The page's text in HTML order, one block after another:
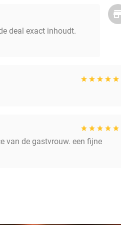
deal exact inhoudt.
van de gastvrouw. een fijne